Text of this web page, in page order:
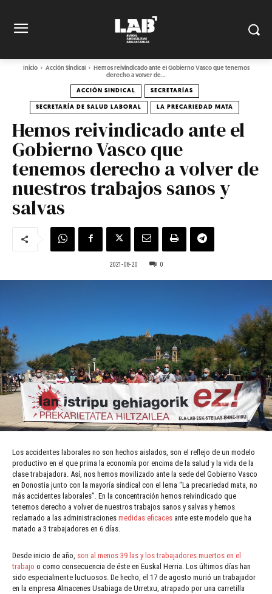
Inicio Acción Sindical
Hemos reivindicado ante el Gobierno Vasco que tenemos
derecho a volver de...
ACCIÓN SINDICAL SECRETARÍAS
SECRETARÍA DE SALUD LABORAL LA PRECARIEDAD MATA
Hemos reivindicado ante el
Gobierno Vasco que
tenemos derecho a volver de
nuestros trabajos sanos y
salvas
2021-08-20 0
Los accidentes laborales no son hechos aislados, son el reflejo de un modelo
productivo en el que prima la economía por encima de la salud y la vida de la
clase trabajadora. Así, nos hemos movilizado ante la sede del Gobierno Vasco
en Donostia junto con la mayoría sindical con el lema “La precariedad mata, no
más accidentes laborales”. En la concentración hemos reivindicado que
tenemos derecho a volver de nuestros trabajos sanos y salvas y hemos
reclamado a las administraciones medidas eficaces ante este modelo que ha
matado a 3 trabajadores en 6 días.
Desde inicio de año, son al menos 39 las y los trabajadores muertos en el
trabajo o como consecuencia de éste en Euskal Herria. Los últimos días han
sido especialmente luctuosos. De hecho, el 17 de agosto murió un trabajador
en la empresa Almacenes Usabiaga de Urretxu, atrapado por una carretilla